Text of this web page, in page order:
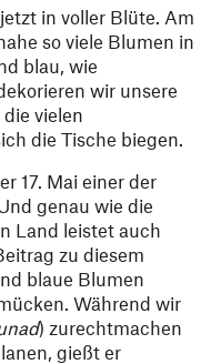
in voller Blüte. Am
so viele Blumen in
blau, wie
wir unsere
vielen
die Tische biegen.
17. Mai einer der
genau wie die
Land leistet auch
zu diesem
blaue Blumen
Während wir
) zurechtmachen
gießt er